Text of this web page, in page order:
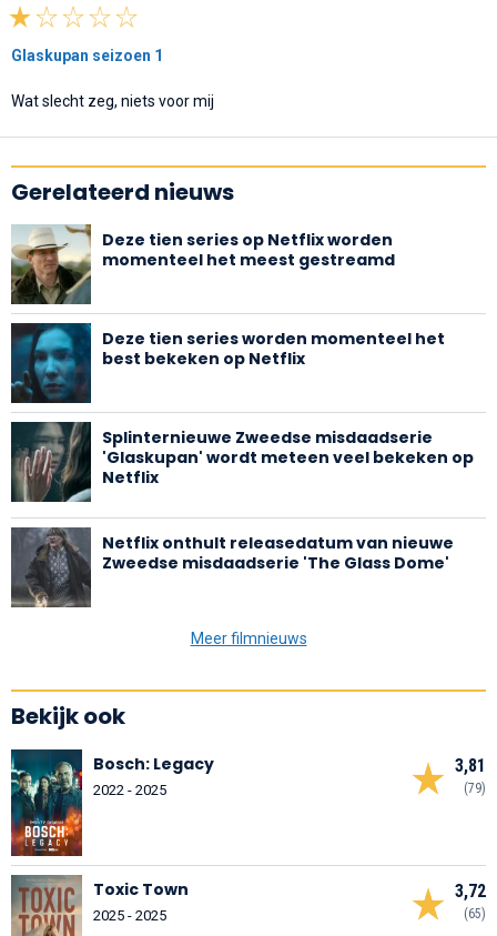
Glaskupan seizoen 1
Wat slecht zeg, niets voor mij
Gerelateerd nieuws
Deze tien series op Netflix worden
momenteel het meest gestreamd
Deze tien series worden momenteel het
best bekeken op Netflix
Splinternieuwe Zweedse misdaadserie
'Glaskupan' wordt meteen veel bekeken op
Netflix
Netflix onthult releasedatum van nieuwe
Zweedse misdaadserie 'The Glass Dome'
Meer filmnieuws
Bekijk ook
3,81
(79)
Bosch: Legacy
2022 - 2025
3,72
(65)
Toxic Town
2025 - 2025